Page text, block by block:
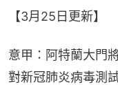
【3月25日更新】
意甲：阿特蘭大門
對新冠肺炎病毒測